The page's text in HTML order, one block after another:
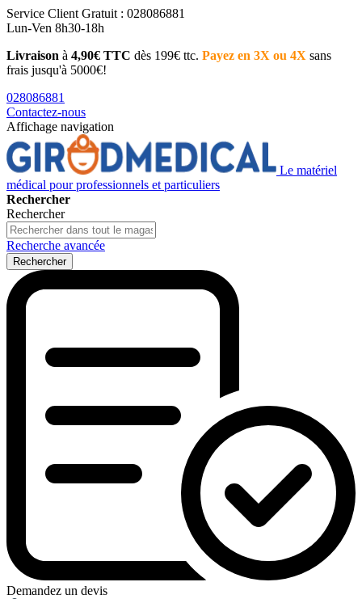
Service Client Gratuit : 028086881
Lun-Ven 8h30-18h
Livraison à 4,90€ TTC dès 199€ ttc. Payez en 3X ou 4X sans
frais jusqu'à 5000€!
028086881
Contactez-nous
Affichage navigation
Le matériel
médical pour professionnels et particuliers
Rechercher
Rechercher
Recherche avancée
Rechercher
Demandez un devis